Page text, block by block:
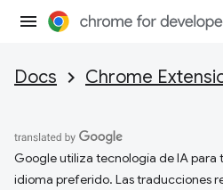
Docs Chrome
Google utiliza tecnología de IA para
idioma preferido. Las traducciones